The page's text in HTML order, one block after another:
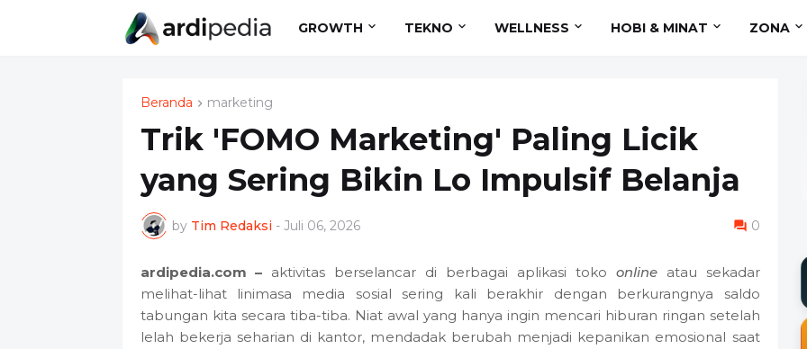
GROWTH TEKNO WELLNESS HOBI & MINAT ZONA
Beranda marketing
Trik 'FOMO Marketing' Paling Licik
yang Sering Bikin Lo Impulsif Belanja
by Tim Redaksi - Juli 06, 2026 0
ardipedia.com – aktivitas berselancar di berbagai aplikasi toko onlineatau sekadar
melihat-lihat linimasa media sosial sering kali berakhir dengan berkurangnya saldo
tabungan kita secara tiba-tiba. Niat awal yang hanya ingin mencari hiburan ringan setelah
lelah bekerja seharian di kantor, mendadak berubah menjadi kepanikan emosional saat